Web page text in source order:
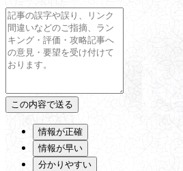
情報が正確
情報が早い
分かりやすい